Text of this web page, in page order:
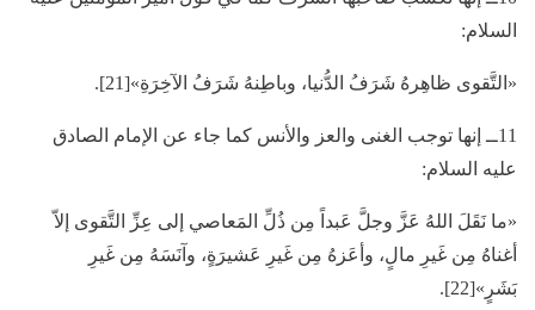
السلام:
«التَّقوى ظاهِرهُ شَرَفُ الدُّنيا، وباطِنهُ شَرَفُ الآخِرَةِ»[21].
11ــ إنها توجب الغنى والعز والأنس كما جاء عن الإمام الصادق
عليه السلام:
«ما نَقَلَ اللهُ عَزَّ وجلَّ عَبداً مِن ذُلِّ المَعاصي إلى عِزِّ التَّقوى إلاّ
أغناهُ مِن غَيرِ مالٍ، وأعَزهُ مِن غَيرِ عَشيرَةٍ، وآنَسَهُ مِن غَيرِ
بَشَرٍ»[22].